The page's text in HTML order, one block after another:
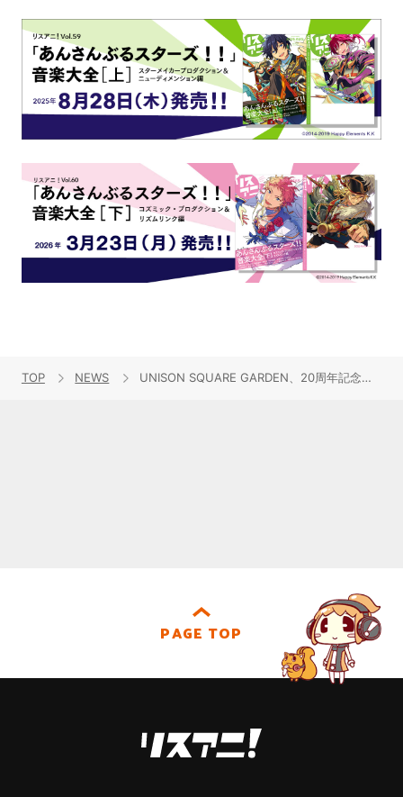
TOP NEWS UNISON SQUARE GARDEN、20周年記念日本武道館ライブ “オーケストラを観にいこう” から「フルカラープログラム」公開！
PAGE TOP